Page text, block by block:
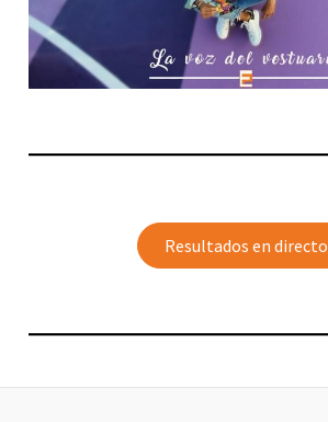
Resultados en directo